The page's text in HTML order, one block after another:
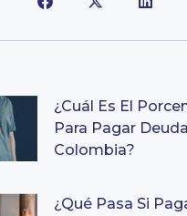
¿Cuál Es El
Para Pagar
Colombia?
¿Qué Pasa Si